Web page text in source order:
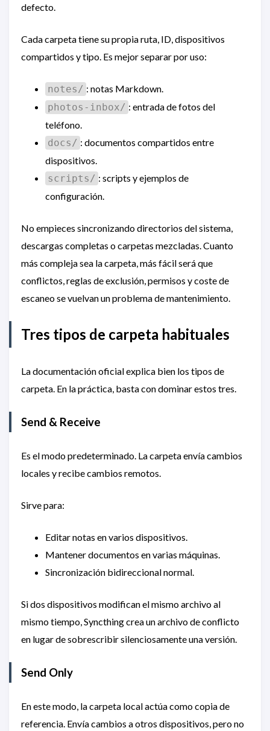
defecto.
Cada carpeta tiene su propia ruta, ID, dispositivos
compartidos y tipo. Es mejor separar por uso:
notes/ : notas Markdown.
photos-inbox/ : entrada de fotos del
teléfono.
docs/ : documentos compartidos entre
dispositivos.
scripts/ : scripts y ejemplos de
configuración.
No empieces sincronizando directorios del sistema,
descargas completas o carpetas mezcladas. Cuanto
más compleja sea la carpeta, más fácil será que
conflictos, reglas de exclusión, permisos y coste de
escaneo se vuelvan un problema de mantenimiento.
Tres tipos de carpeta habituales
La documentación oficial explica bien los tipos de
carpeta. En la práctica, basta con dominar estos tres.
Send & Receive
Es el modo predeterminado. La carpeta envía cambios
locales y recibe cambios remotos.
Sirve para:
Editar notas en varios dispositivos.
Mantener documentos en varias máquinas.
Sincronización bidireccional normal.
Si dos dispositivos modifican el mismo archivo al
mismo tiempo, Syncthing crea un archivo de conflicto
en lugar de sobrescribir silenciosamente una versión.
Send Only
En este modo, la carpeta local actúa como copia de
referencia. Envía cambios a otros dispositivos, pero no